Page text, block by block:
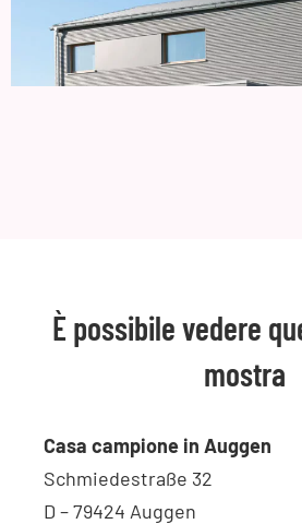
È possibile vedere
mostra
Casa campione in Auggen
Schmiedestraße 32
D – 79424 Auggen